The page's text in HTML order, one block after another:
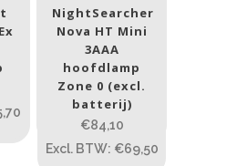
Kinetics(4)
NightSearcher
Nova HT Mini
3AAA
hoofdlamp
Zone 0 (excl.
batterij)
€84,10
Excl. BTW: €69,50